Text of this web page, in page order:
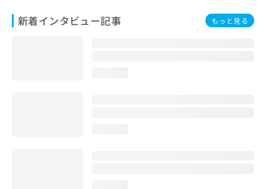
新着インタビュー記事 もっと見る